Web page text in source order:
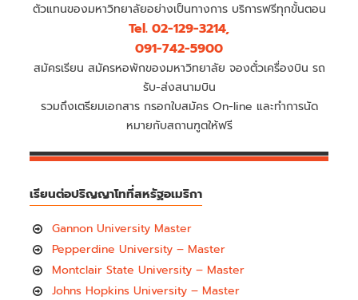
ตัวแทนของมหาวิทยาลัยอย่างเป็นทางการ บริการฟรีทุกขั้นตอน
Tel. 02-129-3214,
091-742-5900
สมัครเรียน สมัครหอพักของมหาวิทยาลัย จองตั๋วเครื่องบิน รถ
รับ-ส่งสนามบิน
รวมถึงเตรียมเอกสาร กรอกใบสมัคร On-line และทำการนัด
หมายกับสถานฑูตให้ฟรี
เรียนต่อปริญญาโทที่สหรัฐอเมริกา
Gannon University Master
Pepperdine University – Master
Montclair State University – Master
Johns Hopkins University – Master